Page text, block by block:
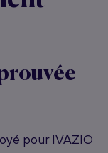
pour IVAZIO